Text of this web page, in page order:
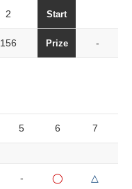
2 Start
156 Prize -
5 6 7
- ◯ △